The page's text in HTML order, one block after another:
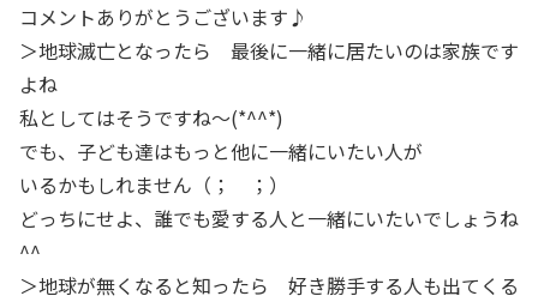
コメントありがとうございます♪
＞地球滅亡となったら 最後に一緒に居たいのは家族です
よね
私としてはそうですね～(*^^*)
でも、子ども達はもっと他に一緒にいたい人が
いるかもしれません（； ；）
どっちにせよ、誰でも愛する人と一緒にいたいでしょうね
^^
＞地球が無くなると知ったら 好き勝手する人も出てくる